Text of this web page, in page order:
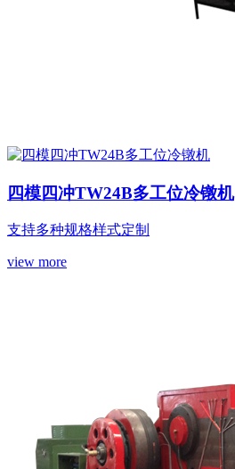
四模四冲TW24B多工位冷镦机
支持多种规格样式定制
view more